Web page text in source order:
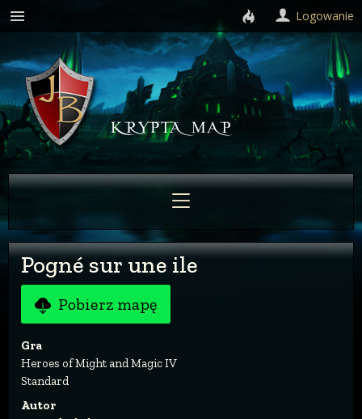
Pogné sur une ile
Pobierz mapę
Gra
Heroes of Might and Magic IV
Standard
Autor
Logowanie